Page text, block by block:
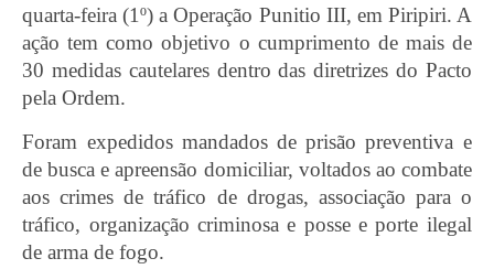
quarta-feira (1º) a Operação Punitio III, em Piripiri. A
ação tem como objetivo o cumprimento de mais de
30 medidas cautelares dentro das diretrizes do Pacto
pela Ordem.
Foram expedidos mandados de prisão preventiva e
de busca e apreensão domiciliar, voltados ao combate
aos crimes de tráfico de drogas, associação para o
tráfico, organização criminosa e posse e porte ilegal
de arma de fogo.